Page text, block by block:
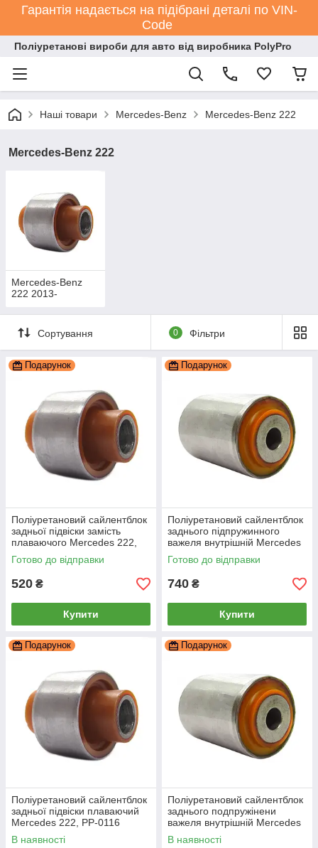
Гарантія надається на підібрані деталі по VIN-
Code
Поліуретанові вироби для авто від виробника PolyPro
Наші товари Mercedes-Benz Mercedes-Benz 222
Mercedes-Benz 222
Mercedes-Benz
222 2013-
Сортування 0 Фільтри
Подарунок
Поліуретановий сайлентблок
задньої підвіски замість
плаваючого Mercedes 222,
PP-0116a
Готово до відправки
520 ₴
Купити
Подарунок
Поліуретановий сайлентблок
заднього підпружинного
важеля внутрішній Mercedes
222, PP-1302c
Готово до відправки
740 ₴
Купити
Подарунок
Поліуретановий сайлентблок
задньої підвіски плаваючий
Merсedes 222, PP-0116
В наявності
Подарунок
Поліуретановий сайлентблок
заднього подпружінени
важеля внутрішній Mercedes
222 2013-, PP-1302
В наявності